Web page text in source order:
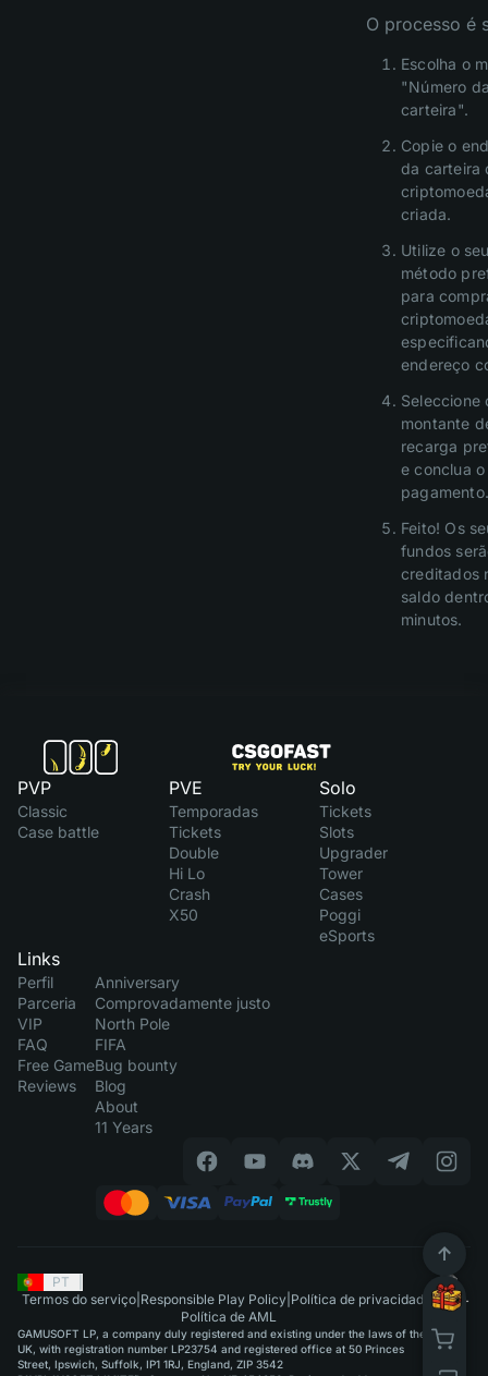
O processo é
Escolha o
"Número
carteira".
Copie o
da carteira
criada.
Utilize o
método
para
endereço
Seleccione
montante
recarga
e conclua o
pagamento.
Feito! Os
fundos
creditados
saldo
minutos.
PVP
Classic
Case battle
PVE
Temporadas
Tickets
Double
Hi Lo
Crash
X50
Solo
Tickets
Slots
Upgrader
Tower
Cases
Poggi
eSports
Links
Perfil
Parceria
VIP
FAQ
Free Game
Reviews
Anniversary
Comprovadamente justo
North Pole
FIFA
Bug bounty
Blog
About
11 Years
PT
Termos do serviço Responsible Play Policy Política de privacidade |
Política de AML
GAMUSOFT LP, a company duly registered and existing under the laws of the
UK, with registration number LP23754 and registered office at 50 Princes
Street, Ipswich, Suffolk, IP1 1RJ, England, ZIP 3542